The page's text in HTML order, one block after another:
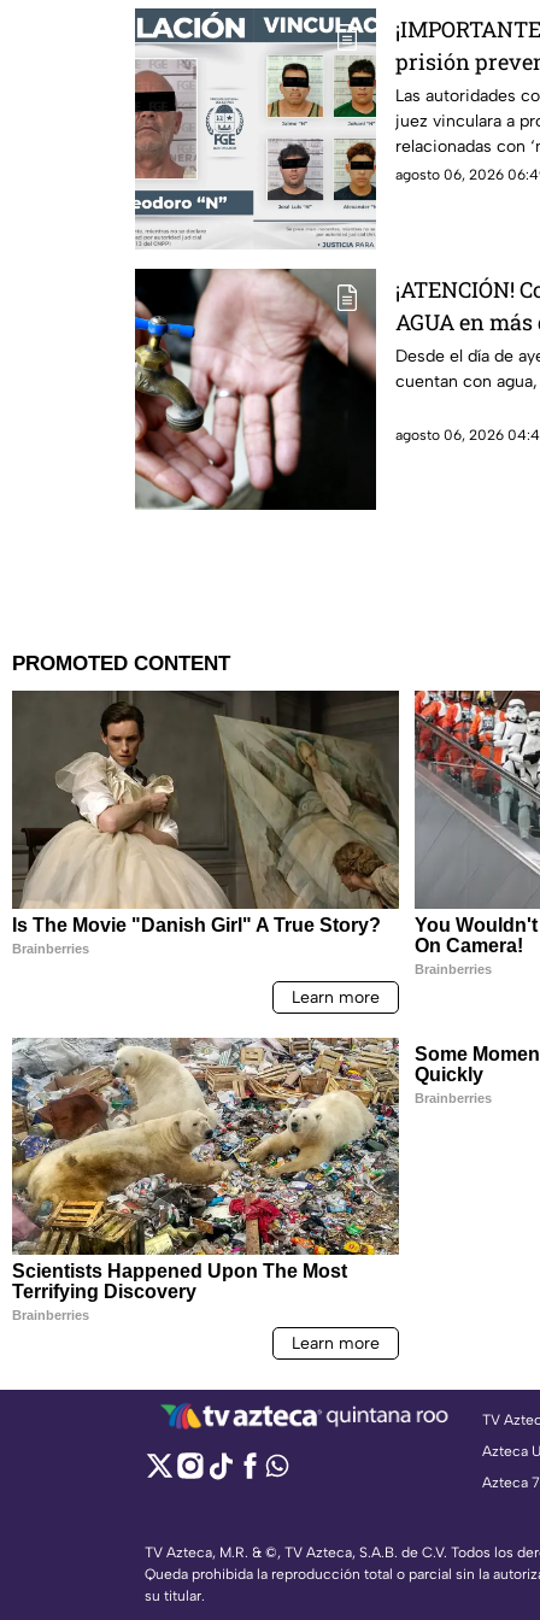
prisión
relacionadas
Las autoridades
juez vinculara a
relacionadas con
agosto 06, 2026
¡ATENCIÓN!
AGUA en
lista completa
Desde el día de
cuentan con
agosto 06, 2026
TV
Azteca
Azteca 7
TV Azteca, M.R. & ©, TV Azteca, S.A.B. de C.V. Todos los
Queda prohibida la reproducción total o parcial sin la
su titular.